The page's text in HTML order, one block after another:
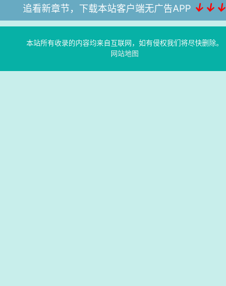
追看新章节，下载本站客户端无广告APP ↓↓↓
本站所有收录的内容均来自互联网，如有侵权我们将尽快删除。
网站地图